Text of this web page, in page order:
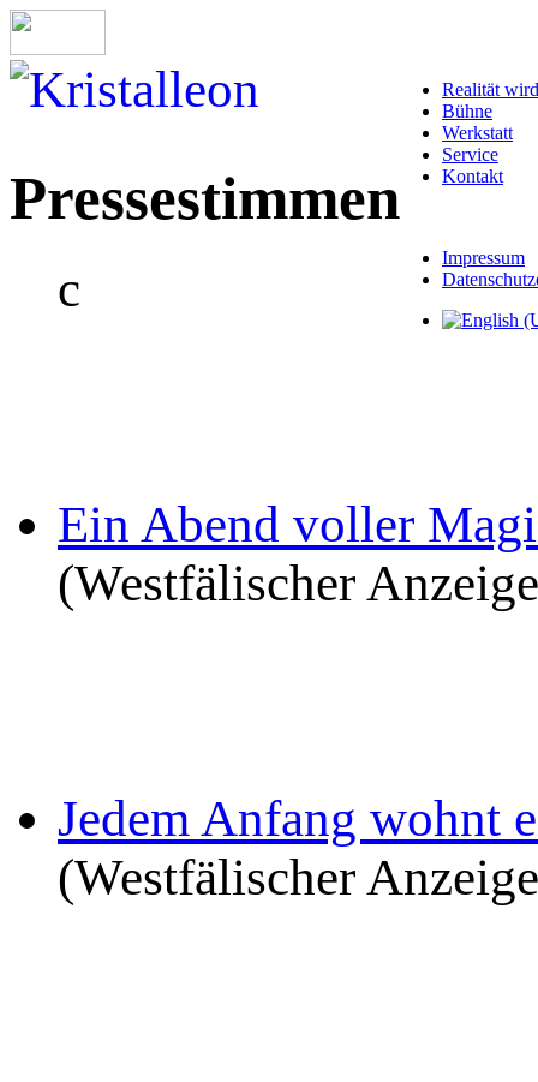
Realität
Bühne
Werkstatt
Service
Kontakt
Impressum
Pressestimmen
c
Ein Abend voller
(Westfälischer
Jedem Anfang wohnt
(Westfälischer